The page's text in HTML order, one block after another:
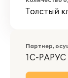
Толстый
Партнер,
1С-РАРУС